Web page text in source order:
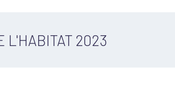
L'HABITAT 2023